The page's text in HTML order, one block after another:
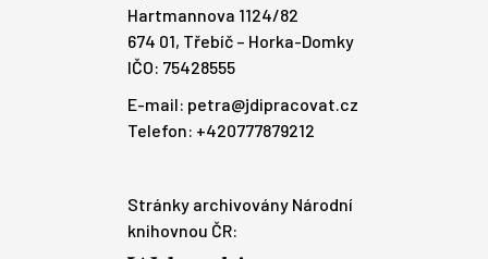
Hartmannova 1124/82
674 01, Třebíč – Horka-Domky
IČO: 75428555
E-mail: petra@jdipracovat.cz
Telefon: +420777879212
Stránky archivovány Národní
knihovnou ČR: